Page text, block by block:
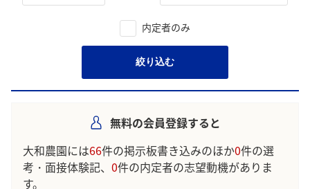
内定者のみ
絞り込む
無料の会員登録すると
大和農園には66件の掲示板書き込みのほか0件の選
考・面接体験記、 0件の内定者の志望動機がありま
す。